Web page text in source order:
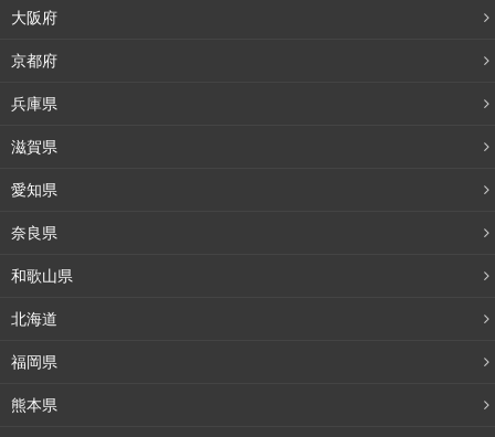
大阪府
京都府
兵庫県
滋賀県
愛知県
奈良県
和歌山県
北海道
福岡県
熊本県